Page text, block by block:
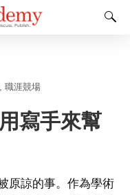
職涯競場
寫手來幫
原諒的事。作為學術